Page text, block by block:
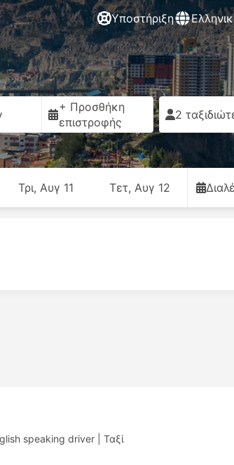
Υποστήριξη
+ Προσθήκη
επιστροφής
2
Τρι, Αυγ 11 Τετ, Αυγ 12
speaking driver Ταξί